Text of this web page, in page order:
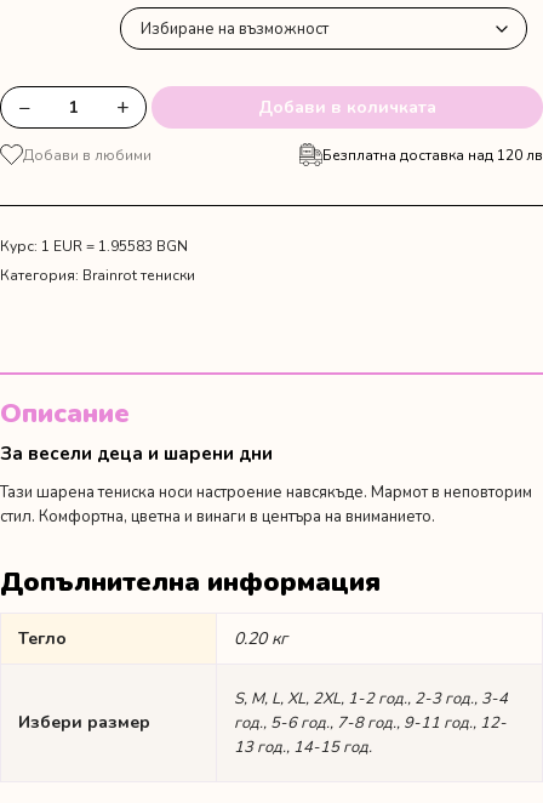
количество
за
Тениска
− + Добави в количката
Добави в любими Безплатна доставка над 120 лв
Курс: 1 EUR = 1.95583 BGN
Категория: Brainrot тениски
Описание
За весели деца и шарени дни
Тази шарена тениска носи настроение навсякъде. Мармот в неповторим
стил. Комфортна, цветна и винаги в центъра на вниманието.
Допълнителна информация
Тегло 0.20 кг
Избери размер
S, M, L, XL, 2XL, 1-2 год., 2-3 год., 3-4
год., 5-6 год., 7-8 год., 9-11 год., 12-
13 год., 14-15 год.